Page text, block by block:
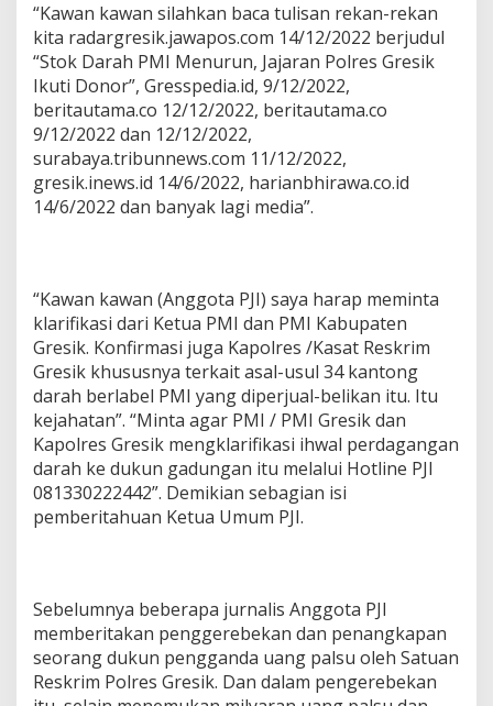
“Kawan kawan silahkan baca tulisan rekan-rekan
kita radargresik.jawapos.com 14/12/2022 berjudul
“Stok Darah PMI Menurun, Jajaran Polres Gresik
Ikuti Donor”, Gresspedia.id, 9/12/2022,
beritautama.co 12/12/2022, beritautama.co
9/12/2022 dan 12/12/2022,
surabaya.tribunnews.com 11/12/2022,
gresik.inews.id 14/6/2022, harianbhirawa.co.id
14/6/2022 dan banyak lagi media”.
“Kawan kawan (Anggota PJI) saya harap meminta
klarifikasi dari Ketua PMI dan PMI Kabupaten
Gresik. Konfirmasi juga Kapolres /Kasat Reskrim
Gresik khususnya terkait asal-usul 34 kantong
darah berlabel PMI yang diperjual-belikan itu. Itu
kejahatan”. “Minta agar PMI / PMI Gresik dan
Kapolres Gresik mengklarifikasi ihwal perdagangan
darah ke dukun gadungan itu melalui Hotline PJI
081330222442”. Demikian sebagian isi
pemberitahuan Ketua Umum PJI.
Sebelumnya beberapa jurnalis Anggota PJI
memberitakan penggerebekan dan penangkapan
seorang dukun pengganda uang palsu oleh Satuan
Reskrim Polres Gresik. Dan dalam pengerebekan